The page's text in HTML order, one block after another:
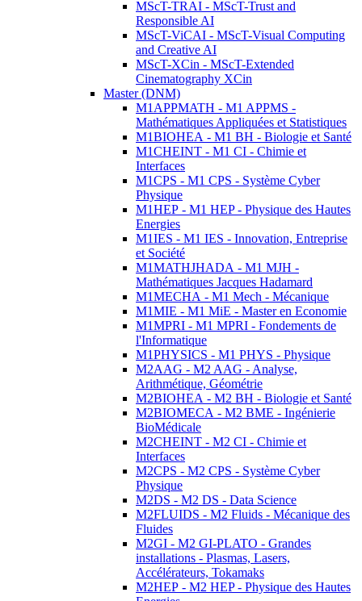
MScT-TRAI - MScT-Trust and
Responsible AI
MScT-ViCAI - MScT-Visual Computing
and Creative AI
MScT-XCin - MScT-Extended
Cinematography XCin
Master (DNM)
M1APPMATH - M1 APPMS -
Mathématiques Appliquées et Statistiques
M1BIOHEA - M1 BH - Biologie et Santé
M1CHEINT - M1 CI - Chimie et
Interfaces
M1CPS - M1 CPS - Système Cyber
Physique
M1HEP - M1 HEP - Physique des Hautes
Energies
M1IES - M1 IES - Innovation, Entreprise
et Société
M1MATHJHADA - M1 MJH -
Mathématiques Jacques Hadamard
M1MECHA - M1 Mech - Mécanique
M1MIE - M1 MiE - Master en Economie
M1MPRI - M1 MPRI - Fondements de
l'Informatique
M1PHYSICS - M1 PHYS - Physique
M2AAG - M2 AAG - Analyse,
Arithmétique, Géométrie
M2BIOHEA - M2 BH - Biologie et Santé
M2BIOMECA - M2 BME - Ingénierie
BioMédicale
M2CHEINT - M2 CI - Chimie et
Interfaces
M2CPS - M2 CPS - Système Cyber
Physique
M2DS - M2 DS - Data Science
M2FLUIDS - M2 Fluids - Mécanique des
Fluides
M2GI - M2 GI-PLATO - Grandes
installations - Plasmas, Lasers,
Accélérateurs, Tokamaks
M2HEP - M2 HEP - Physique des Hautes